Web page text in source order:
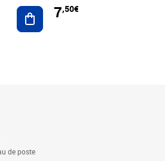
Ajouter au panier
7,50€
de poste